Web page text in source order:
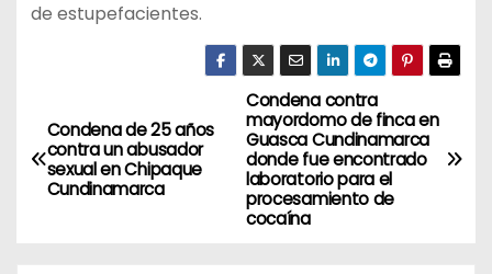
de estupefacientes.
N
a
v
Condena contra
mayordomo de finca en
Guasca Cundinamarca
donde fue encontrado
laboratorio para el
procesamiento de
cocaína
Condena de 25 años
contra un abusador
sexual en Chipaque
Cundinamarca